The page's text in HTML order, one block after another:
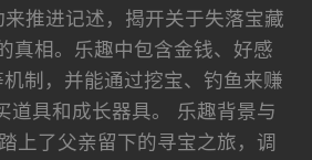
推进记述，揭开关于失落宝藏
真相。乐趣中包含金钱、好感
制，并能通过挖宝、钓鱼来赚
道具和成长器具。 乐趣背景与
上了父亲留下的寻宝之旅，调